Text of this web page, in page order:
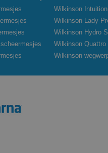
Wilkinson
Wilkinson Lady
Wilkinson Hydro
Wilkinson
Wilkinson